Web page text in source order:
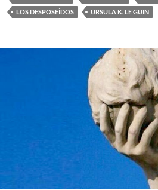
LOS DESPOSEÍDOS
URSULA K. LE GUIN